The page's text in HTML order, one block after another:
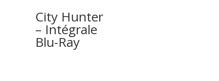
City Hunter
– Intégrale
Blu-Ray